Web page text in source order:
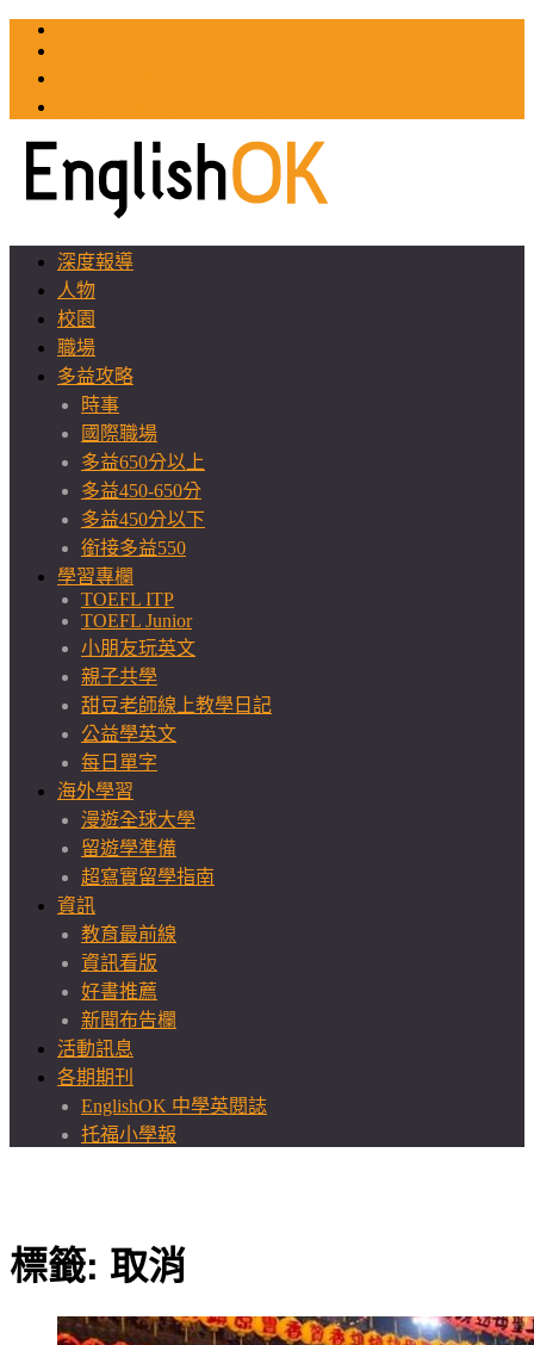
深度報導
人物
校園
職場
多益攻略
時事
國際職場
多益650分以上
多益450-650分
多益450分以下
銜接多益550
學習專欄
TOEFL ITP
TOEFL Junior
小朋友玩英文
親子共學
甜豆老師線上教學日記
公益學英文
每日單字
海外學習
漫遊全球大學
留遊學準備
超寫實留學指南
資訊
教育最前線
資訊看版
好書推薦
新聞布告欄
活動訊息
各期期刊
EnglishOK 中學英閱誌
托福小學報
標籤: 取消